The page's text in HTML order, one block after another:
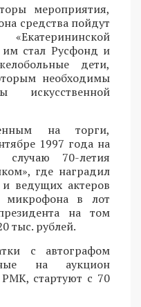
мероприятия,
средства пойдут
им стал Русфонд и
дети,
необходимы
искусственной
на торги,
1997 года на
70-летия
где наградил
ведущих актеров
микрофона в лот
на том
тыс. рублей.
с автографом
на аукцион
стартуют с 70